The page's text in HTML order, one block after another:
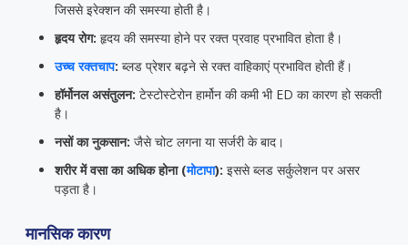
जिससे इरेक्शन की समस्या होती है।
हृदय रोग: हृदय की समस्या होने पर रक्त प्रवाह प्रभावित होता है।
उच्च रक्तचाप: ब्लड प्रेशर बढ़ने से रक्त वाहिकाएं प्रभावित होती हैं।
हॉर्मोनल असंतुलन: टेस्टोस्टेरोन हार्मोन की कमी भी ED का कारण हो सकती
है।
नसों का नुकसान: जैसे चोट लगना या सर्जरी के बाद।
शरीर में वसा का अधिक होना (मोटापा): इससे ब्लड सर्कुलेशन पर असर
पड़ता है।
मानसिक कारण